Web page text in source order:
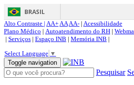
BRASIL
Alto Contraste | AA+AAAA- | Acessibilidade
Plano Médico | Autoatendimento do RH |
| Serviços | Espaço INB | Memória INB |
Select Language ▼
Toggle navigation
Pesquisar